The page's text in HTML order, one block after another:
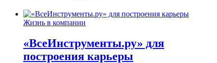
Жизнь в компании
«ВсеИнструменты.ру» для
построения карьеры